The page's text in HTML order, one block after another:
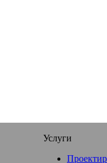
Услуги